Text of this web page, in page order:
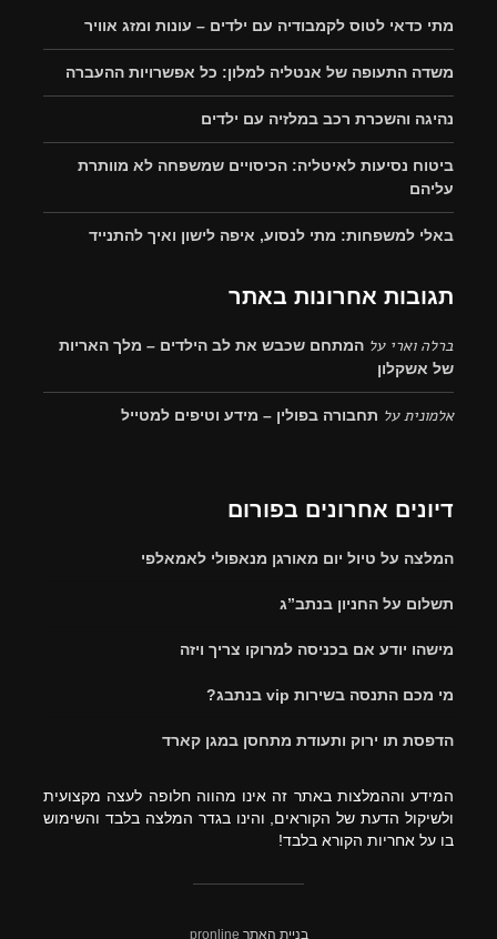
מתי כדאי לטוס לקמבודיה עם ילדים – עונות ומזג אוויר
משדה התעופה של אנטליה למלון: כל אפשרויות ההעברה
נהיגה והשכרת רכב במלזיה עם ילדים
ביטוח נסיעות לאיטליה: הכיסויים שמשפחה לא מוותרת
עליהם
באלי למשפחות: מתי לנסוע, איפה לישון ואיך להתנייד
תגובות אחרונות באתר
ברלה וארי על המתחם שכבש את לב הילדים – מלך האריות
של אשקלון
אלמוניתעל תחבורה בפולין – מידע וטיפים למטייל
דיונים אחרונים בפורום
המלצה על טיול יום מאורגן מנאפולי לאמאלפי
תשלום על החניון בנתב”ג
מישהו יודע אם בכניסה למרוקו צריך ויזה
מי מכם התנסה בשירות vip בנתבג?
הדפסת תו ירוק ותעודת מתחסן במגן קארד
המידע וההמלצות באתר זה אינו מהווה חלופה לעצה מקצועית
ולשיקול הדעת של הקוראים, והינו בגדר המלצה בלבד והשימוש
בו על אחריות הקורא בלבד!
בניית האתר pronline